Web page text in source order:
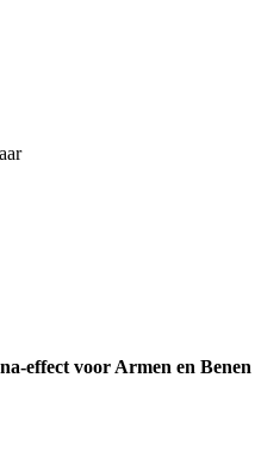
effect voor Armen en Benen